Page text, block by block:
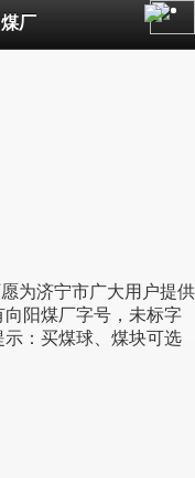
厂
为济宁市广大用户提供
阳煤厂字号，未标字
：买煤球、煤块可选